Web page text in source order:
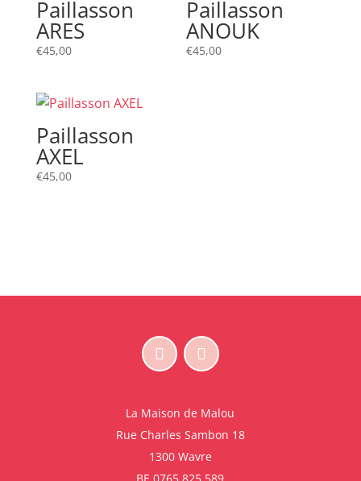
Paillasson
ARES
€45,00
Paillasson
ANOUK
€45,00
Paillasson
AXEL
€45,00
La Maison de Malou
Rue Charles Sambon 18
1300 Wavre